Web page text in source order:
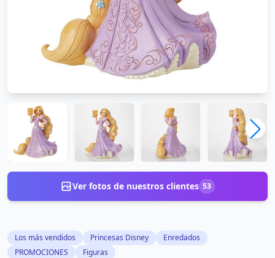
Ver fotos de nuestros clientes 53
Los más vendidos Princesas Disney
Enredados
PROMOCIONES
Figuras